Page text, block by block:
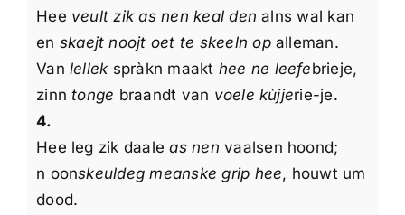
Hee veult zik as nen keal den alns wal kan
en skaejt noojt oet te skeeln opalleman.
Vanlellekspràkn maakt hee ne leefebrieje,
zinntonge braandt van voele kùjjerie-je.
4.
Hee leg zik daaleas nen vaalsen hoond;
n oonskeuldeg meanske grip hee, houwt um
dood.